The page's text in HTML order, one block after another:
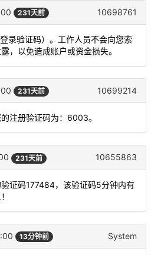
231天前 10698761
录验证码）。工作人员不会向您索
，以免造成账户或资金损失。
231天前 10699214
注册验证码为：6003。
231天前 10655863
验证码177484，该验证码5分钟内有
13分钟前 System